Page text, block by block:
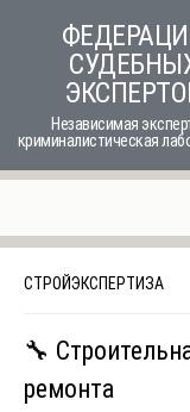
Независимая
криминалистическая
СТРОЙЭКСПЕРТИЗА
🔧
ремонта